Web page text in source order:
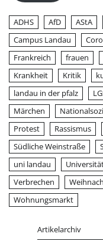
ADHS AfD AStA
Campus Landau
Frankreich
frauen
Krankheit
Kritik
landau in der pfalz
Märchen
Protest
Rassismus
Südliche Weinstraße
uni landau
Verbrechen
Wohnungsmarkt
Artikelarchiv